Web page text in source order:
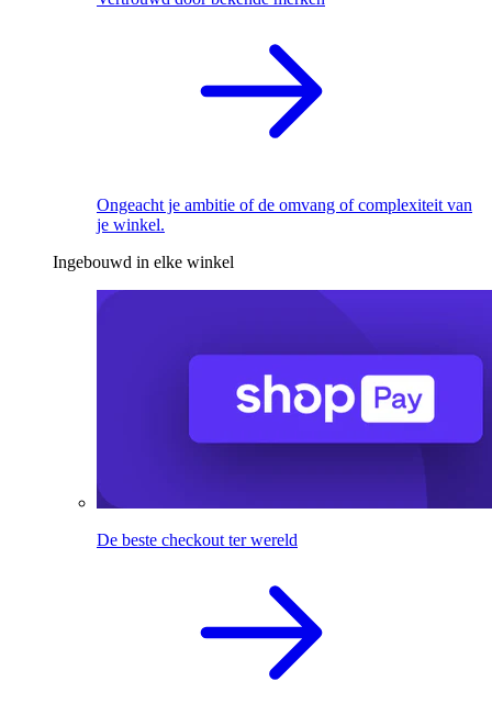
Ongeacht je ambitie of de omvang of complexiteit van
je winkel.
Ingebouwd in elke winkel
De beste checkout ter wereld